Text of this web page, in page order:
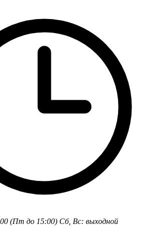
(Пт до 15:00) Сб, Вс: выходной